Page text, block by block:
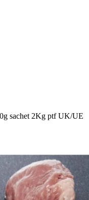
sachet 2Kg ptf UK/UE